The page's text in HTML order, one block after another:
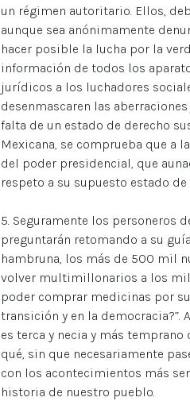
un régimen autoritario. Ellos,
aunque sea anónimamente
hacer posible la lucha por la
información de todos los
jurídicos a los luchadores
desenmascaren las
falta de un estado de derecho
Mexicana, se comprueba que a
del poder presidencial, que
respeto a su supuesto estado de
5. Seguramente los personeros
preguntarán retomando a su
hambruna, los más de 500 mil
volver multimillonarios a los
poder comprar medicinas por
transición y en la
es terca y necia y más
qué, sin que necesariamente
con los acontecimientos más
historia de nuestro pueblo.